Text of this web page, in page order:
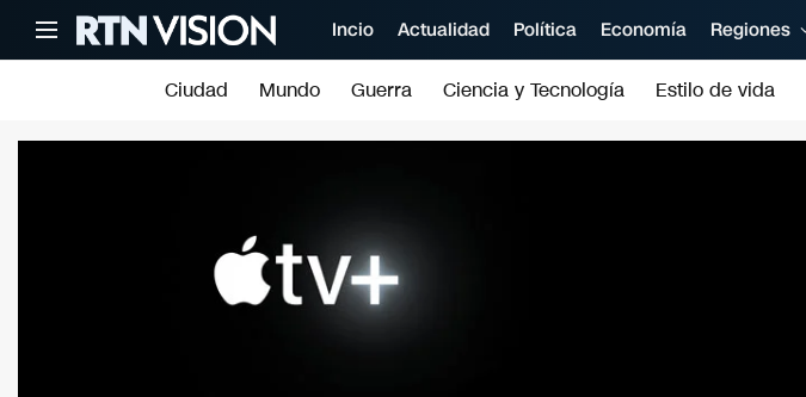
Incio Actualidad Política Economía Regiones
Ciudad Mundo Guerra Ciencia y Tecnología Estilo de vida